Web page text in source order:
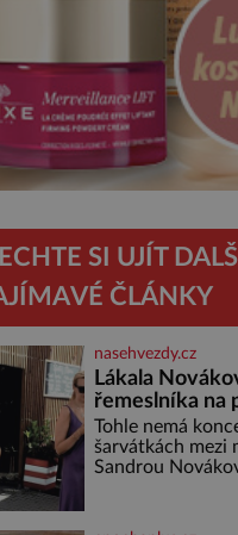
SI UJÍT DALŠÍ
ČLÁNKY
nasehvezdy.cz
Lákala
řemeslníka na
tělo!
Tohle nemá
šarvátkách mezi
Sandrou
by doufal, že